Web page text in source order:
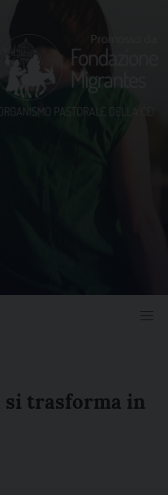
si trasforma in